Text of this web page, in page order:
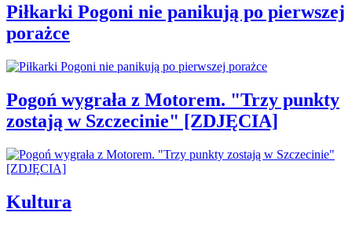
Piłkarki Pogoni nie panikują po pierwszej
porażce
Pogoń wygrała z Motorem. "Trzy punkty
zostają w Szczecinie" [ZDJĘCIA]
Kultura